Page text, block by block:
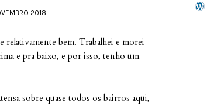
2018
bem. Trabalhei e morei
e pra baixo, e por isso, tenho um
sobre quase todos os bairros aqui,